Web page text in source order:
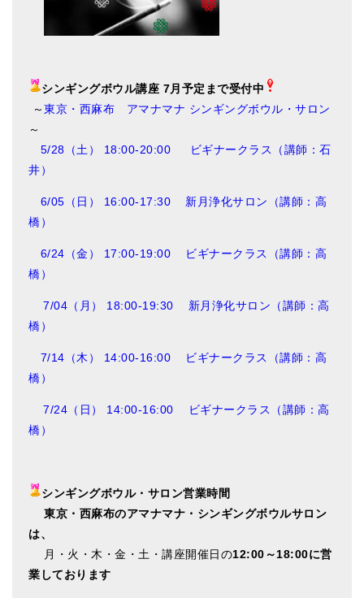
シンギングボウル講座 7月予定まで受付中
～東京・西麻布 アマナマナ シンギングボウル・サロン
～
5/28（土） 18:00-20:00 ビギナークラス（講師：石
井）
6/05（日） 16:00-17:30 新月浄化サロン（講師：高
橋）
6/24（金） 17:00-19:00 ビギナークラス（講師：高
橋）
7/04（月） 18:00-19:30 新月浄化サロン（講師：高
橋）
7/14（木） 14:00-16:00 ビギナークラス（講師：高
橋）
7/24（日） 14:00-16:00 ビギナークラス（講師：高
橋）
シンギングボウル・サロン営業時間
東京・西麻布のアマナマナ・シンギングボウルサロン
は、
月・火・木・金・土・講座開催日の12:00～18:00に営
業しております